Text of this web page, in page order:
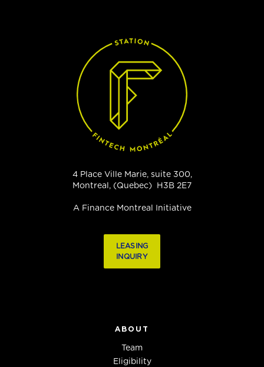
4 Place Ville Marie, suite 300,
Montreal, (Quebec) H3B 2E7
A Finance Montreal Initiative
LEASING
INQUIRY
ABOUT
Team
Eligibility